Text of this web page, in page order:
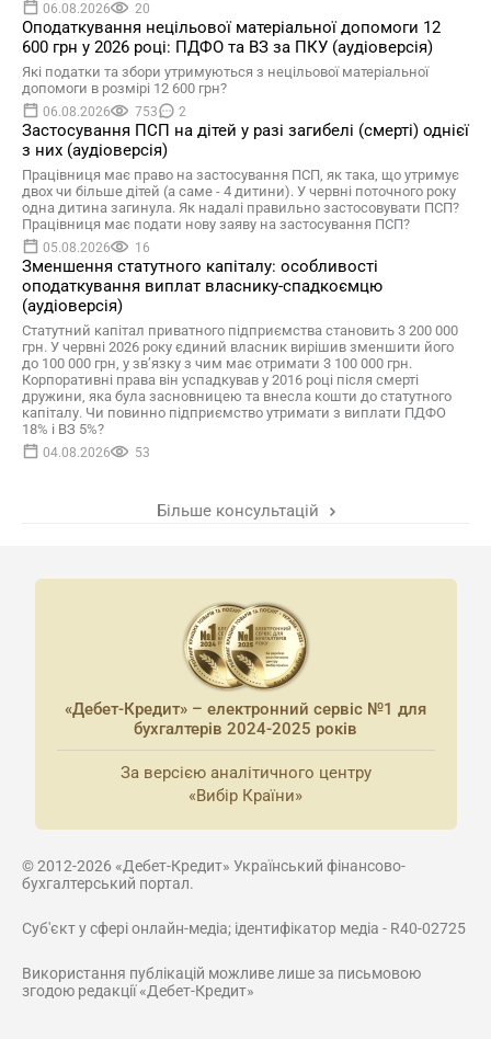
06.08.2026 20
Оподаткування нецільової матеріальної допомоги 12
600 грн у 2026 році: ПДФО та ВЗ за ПКУ (аудіоверсія)
Які податки та збори утримуються з нецільової матеріальної
допомоги в розмірі 12 600 грн?
06.08.2026 753 2
Застосування ПСП на дітей у разі загибелі (смерті) однієї
з них (аудіоверсія)
Працівниця має право на застосування ПСП, як така, що утримує
двох чи більше дітей (а саме - 4 дитини). У червні поточного року
одна дитина загинула. Як надалі правильно застосовувати ПСП?
Працівниця має подати нову заяву на застосування ПСП?
05.08.2026 16
Зменшення статутного капіталу: особливості
оподаткування виплат власнику-спадкоємцю
(аудіоверсія)
Статутний капітал приватного підприємства становить 3 200 000
грн. У червні 2026 року єдиний власник вирішив зменшити його
до 100 000 грн, у зв’язку з чим має отримати 3 100 000 грн.
Корпоративні права він успадкував у 2016 році після смерті
дружини, яка була засновницею та внесла кошти до статутного
капіталу. Чи повинно підприємство утримати з виплати ПДФО
18% і ВЗ 5%?
04.08.2026 53
Більше консультацій
«Дебет-Кредит» – електронний сервіс №1 для
бухгалтерів 2024-2025 років
За версією аналітичного центру
«Вибір Країни»
© 2012-2026 «Дебет-Кредит» Український фінансово-
бухгалтерський портал.
Суб'єкт у сфері онлайн-медіа; ідентифікатор медіа - R40-02725
Використання публікацій можливе лише за письмовою
згодою редакції «Дебет-Кредит»